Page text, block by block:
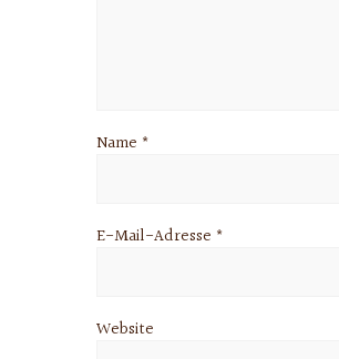
Name *
E-Mail-Adresse *
Website